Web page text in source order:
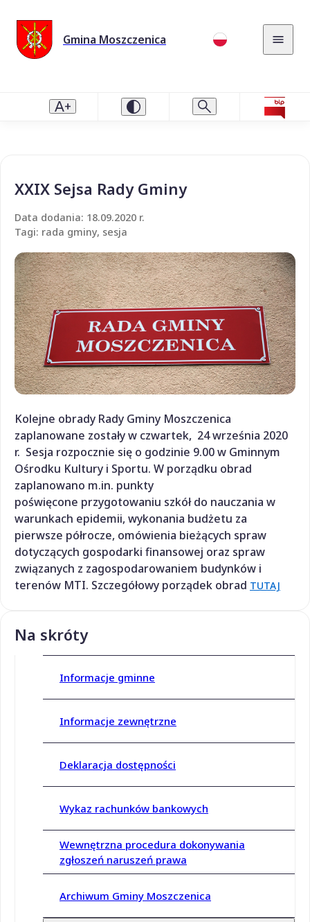
Gmina Moszczenica
XXIX Sejsa Rady Gminy
Data dodania: 18.09.2020 r.
Tagi: rada gminy, sesja
Kolejne obrady Rady Gminy Moszczenica
zaplanowane zostały w czwartek, 24 września 2020
r. Sesja rozpocznie się o godzinie 9.00 w Gminnym
Ośrodku Kultury i Sportu. W porządku obrad
zaplanowano m.in. punkty
poświęcone przygotowaniu szkół do nauczania w
warunkach epidemii, wykonania budżetu za
pierwsze półrocze, omówienia bieżących spraw
dotyczących gospodarki finansowej oraz spraw
związanych z zagospodarowaniem budynków i
terenów MTI. Szczegółowy porządek obrad TUTAJ
Na skróty
Informacje gminne
Informacje zewnętrzne
Deklaracja dostępności
Wykaz rachunków bankowych
Wewnętrzna procedura dokonywania
zgłoszeń naruszeń prawa
Archiwum Gminy Moszczenica